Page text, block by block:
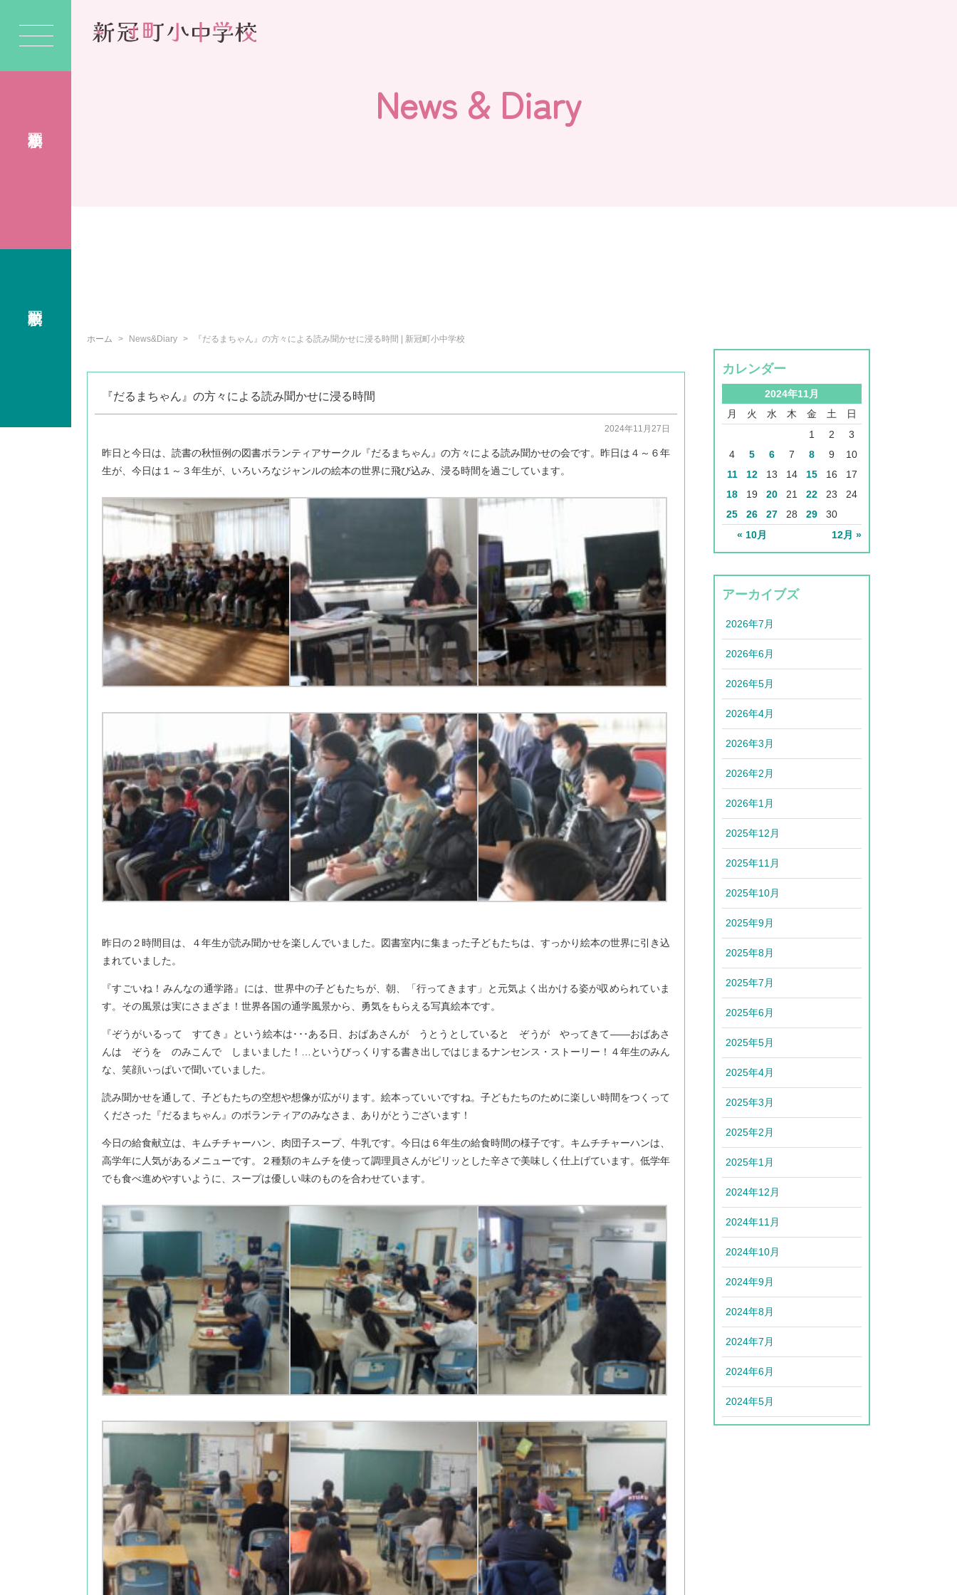
News & Diary
ホーム News&Diary 『だるまちゃん』の方々による読み聞かせに浸る時間 | 新冠町小中学校
『だるまちゃん』の方々による読み聞かせに浸る時間
2024年11月27日
昨日と今日は、読書の秋恒例の図書ボランティアサークル『だるまちゃん』の方々による読み聞かせの会です。昨日は４～６年
生が、今日は１～３年生が、いろいろなジャンルの絵本の世界に飛び込み、浸る時間を過ごしています。
昨日の２時間目は、４年生が読み聞かせを楽しんでいました。図書室内に集まった子どもたちは、すっかり絵本の世界に引き込
まれていました。
『すごいね！みんなの通学路』には、世界中の子どもたちが、朝、「行ってきます」と元気よく出かける姿が収められていま
す。その風景は実にさまざま！世界各国の通学風景から、勇気をもらえる写真絵本です。
『ぞうがいるって すてき』という絵本は･･･ある日、おばあさんが うとうとしていると ぞうが やってきて――おばあさ
んは ぞうを のみこんで しまいました！…というびっくりする書き出しではじまるナンセンス・ストーリー！４年生のみん
な、笑顔いっぱいで聞いていました。
読み聞かせを通して、子どもたちの空想や想像が広がります。絵本っていいですね。子どもたちのために楽しい時間をつくって
くださった『だるまちゃん』のボランティアのみなさま、ありがとうございます！
今日の給食献立は、キムチチャーハン、肉団子スープ、牛乳です。今日は６年生の給食時間の様子です。キムチチャーハンは、
高学年に人気があるメニューです。２種類のキムチを使って調理員さんがピリッとした辛さで美味しく仕上げています。低学年
でも食べ進めやすいように、スープは優しい味のものを合わせています。
カレンダー
2024年11月
月
火 水 木 金 土 日
« 10月 12月 »
1 2
3
4
5 6 7 8 9
10
11
12 13 14 15 16
17
18
19 20 21 22 23
24
25
26 27 28 29 30
アーカイブズ
2026年7月
2026年6月
2026年5月
2026年4月
2026年3月
2026年2月
2026年1月
2025年12月
2025年11月
2025年10月
2025年9月
2025年8月
2025年7月
2025年6月
2025年5月
2025年4月
2025年3月
2025年2月
2025年1月
2024年12月
2024年11月
2024年10月
2024年9月
2024年8月
2024年7月
2024年6月
2024年5月